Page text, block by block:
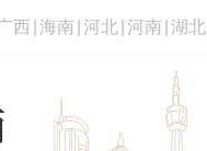
西 海南 河北 河南 湖北